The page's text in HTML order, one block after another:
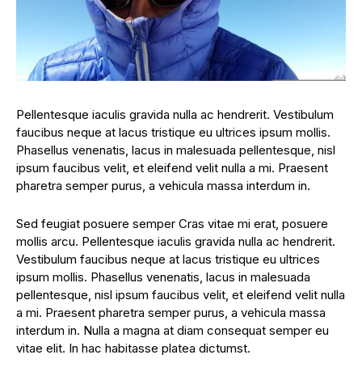
Pellentesque iaculis gravida nulla ac hendrerit. Vestibulum
faucibus neque at lacus tristique eu ultrices ipsum mollis.
Phasellus venenatis, lacus in malesuada pellentesque, nisl
ipsum faucibus velit, et eleifend velit nulla a mi. Praesent
pharetra semper purus, a vehicula massa interdum in.
Sed feugiat posuere semper Cras vitae mi erat, posuere
mollis arcu. Pellentesque iaculis gravida nulla ac hendrerit.
Vestibulum faucibus neque at lacus tristique eu ultrices
ipsum mollis. Phasellus venenatis, lacus in malesuada
pellentesque, nisl ipsum faucibus velit, et eleifend velit nulla
a mi. Praesent pharetra semper purus, a vehicula massa
interdum in. Nulla a magna at diam consequat semper eu
vitae elit. In hac habitasse platea dictumst.